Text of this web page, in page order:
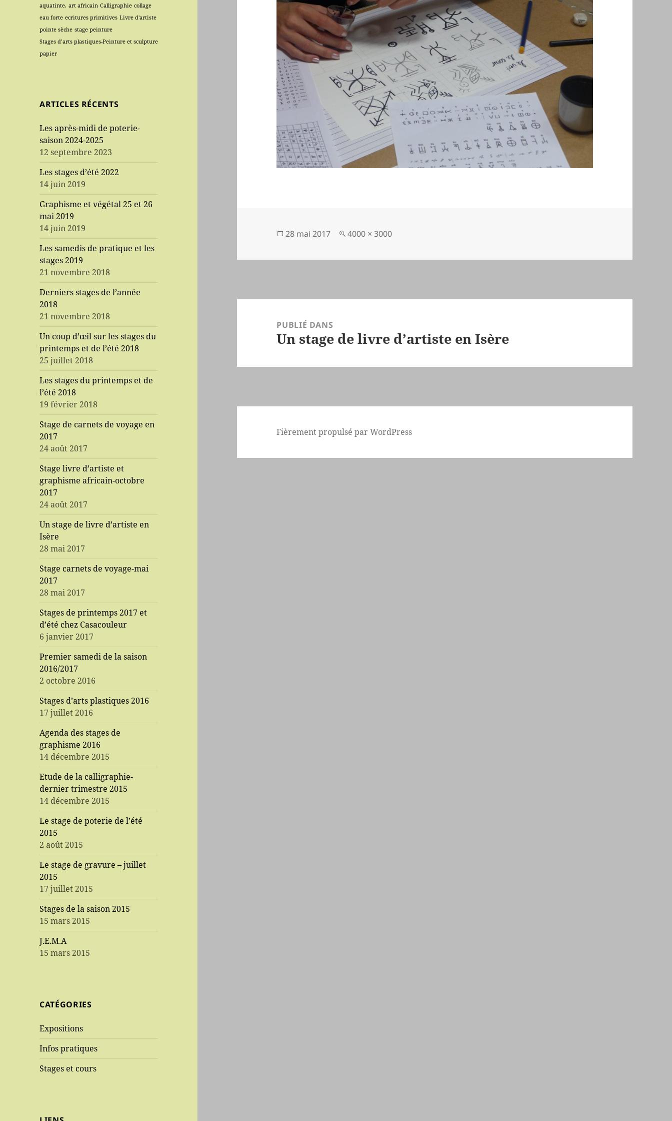
aquatinte. art africain Calligraphie collage
eau forte ecritures primitives Livre d'artiste
pointe sèche stage peinture
Stages d’arts plastiques-Peinture et sculpture
papier
ARTICLES RÉCENTS
Les après-midi de poterie-
saison 2024-2025
12 septembre 2023
Les stages d’été 2022
14 juin 2019
Graphisme et végétal 25 et 26
mai 2019
14 juin 2019
Les samedis de pratique et les
stages 2019
21 novembre 2018
Derniers stages de l’année
2018
21 novembre 2018
Un coup d’œil sur les stages du
printemps et de l’été 2018
25 juillet 2018
Les stages du printemps et de
l’été 2018
19 février 2018
Stage de carnets de voyage en
2017
24 août 2017
Stage livre d’artiste et
graphisme africain-octobre
2017
24 août 2017
Un stage de livre d’artiste en
Isère
28 mai 2017
Stage carnets de voyage-mai
2017
28 mai 2017
Stages de printemps 2017 et
d’été chez Casacouleur
6 janvier 2017
Premier samedi de la saison
2016/2017
2 octobre 2016
Stages d’arts plastiques 2016
17 juillet 2016
Agenda des stages de
graphisme 2016
14 décembre 2015
Etude de la calligraphie-
dernier trimestre 2015
14 décembre 2015
Le stage de poterie de l’été
2015
2 août 2015
Le stage de gravure – juillet
2015
17 juillet 2015
Stages de la saison 2015
15 mars 2015
J.E.M.A
15 mars 2015
CATÉGORIES
Expositions
Infos pratiques
Stages et cours
Publié
28 mai 2017
Taille
4000 × 3000
PUBLIÉ DANS
Un stage de livre d’artiste en Isère
Fièrement propulsé par WordPress